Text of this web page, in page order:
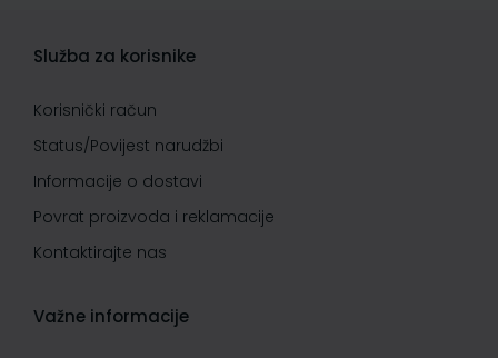
Služba za korisnike
Korisnički račun
Status/Povijest narudžbi
Informacije o dostavi
Povrat proizvoda i reklamacije
Kontaktirajte nas
Važne informacije